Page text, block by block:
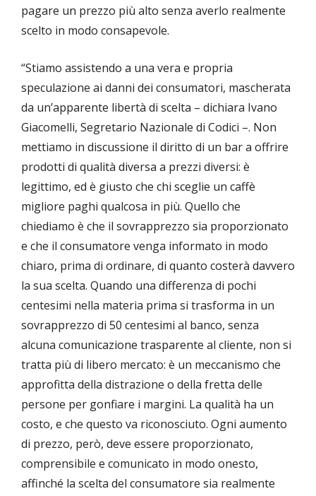
pagare un prezzo più alto senza averlo realmente
scelto in modo consapevole.
“Stiamo assistendo a una vera e propria
speculazione ai danni dei consumatori, mascherata
da un’apparente libertà di scelta – dichiara Ivano
Giacomelli, Segretario Nazionale di Codici –. Non
mettiamo in discussione il diritto di un bar a offrire
prodotti di qualità diversa a prezzi diversi: è
legittimo, ed è giusto che chi sceglie un caffè
migliore paghi qualcosa in più. Quello che
chiediamo è che il sovrapprezzo sia proporzionato
e che il consumatore venga informato in modo
chiaro, prima di ordinare, di quanto costerà davvero
la sua scelta. Quando una differenza di pochi
centesimi nella materia prima si trasforma in un
sovrapprezzo di 50 centesimi al banco, senza
alcuna comunicazione trasparente al cliente, non si
tratta più di libero mercato: è un meccanismo che
approfitta della distrazione o della fretta delle
persone per gonfiare i margini. La qualità ha un
costo, e che questo va riconosciuto. Ogni aumento
di prezzo, però, deve essere proporzionato,
comprensibile e comunicato in modo onesto,
affinché la scelta del consumatore sia realmente